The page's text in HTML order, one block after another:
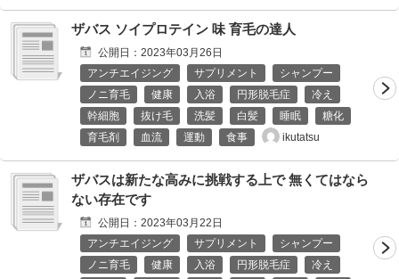
ザバス ソイプロテイン 味 育毛の達人
公開日： 2023年03月26日
アンチエイジング
サプリメント
シャンプー
ノニ育毛
健康 入浴 円形脱毛症
冷え
幹細胞
抜け毛 洗髪 白髪 睡眠
糖化
育毛剤
血流 運動 食事 ikutatsu
ザバスは新たな高みに挑戦する上で 無くてはなら
ない存在です
公開日： 2023年03月22日
アンチエイジング
サプリメント
シャンプー
ノニ育毛
健康 入浴 円形脱毛症
冷え